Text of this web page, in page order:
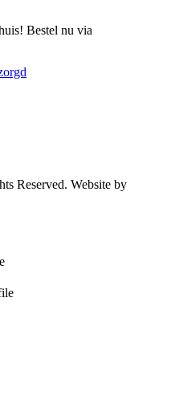
Bestel nu via
Reserved. Website by